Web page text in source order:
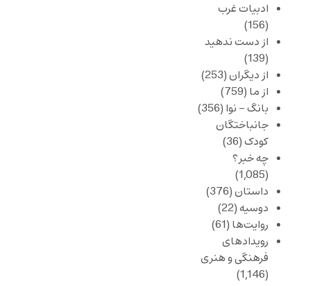
ادبیات غرب
(156)
از دست ندهید
(139)
از دیگران(253)
از ما (759)
بانگ – نوا (356)
جانباختگان
کودک(36)
چه خبر؟
(1,085)
داستان(376)
دوسیه(22)
روایت‌ها (61)
رویدادهای
فرهنگی و هنری
(1,146)